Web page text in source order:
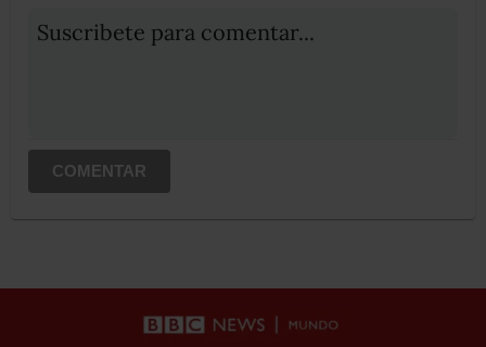
Suscribete para comentar...
COMENTAR